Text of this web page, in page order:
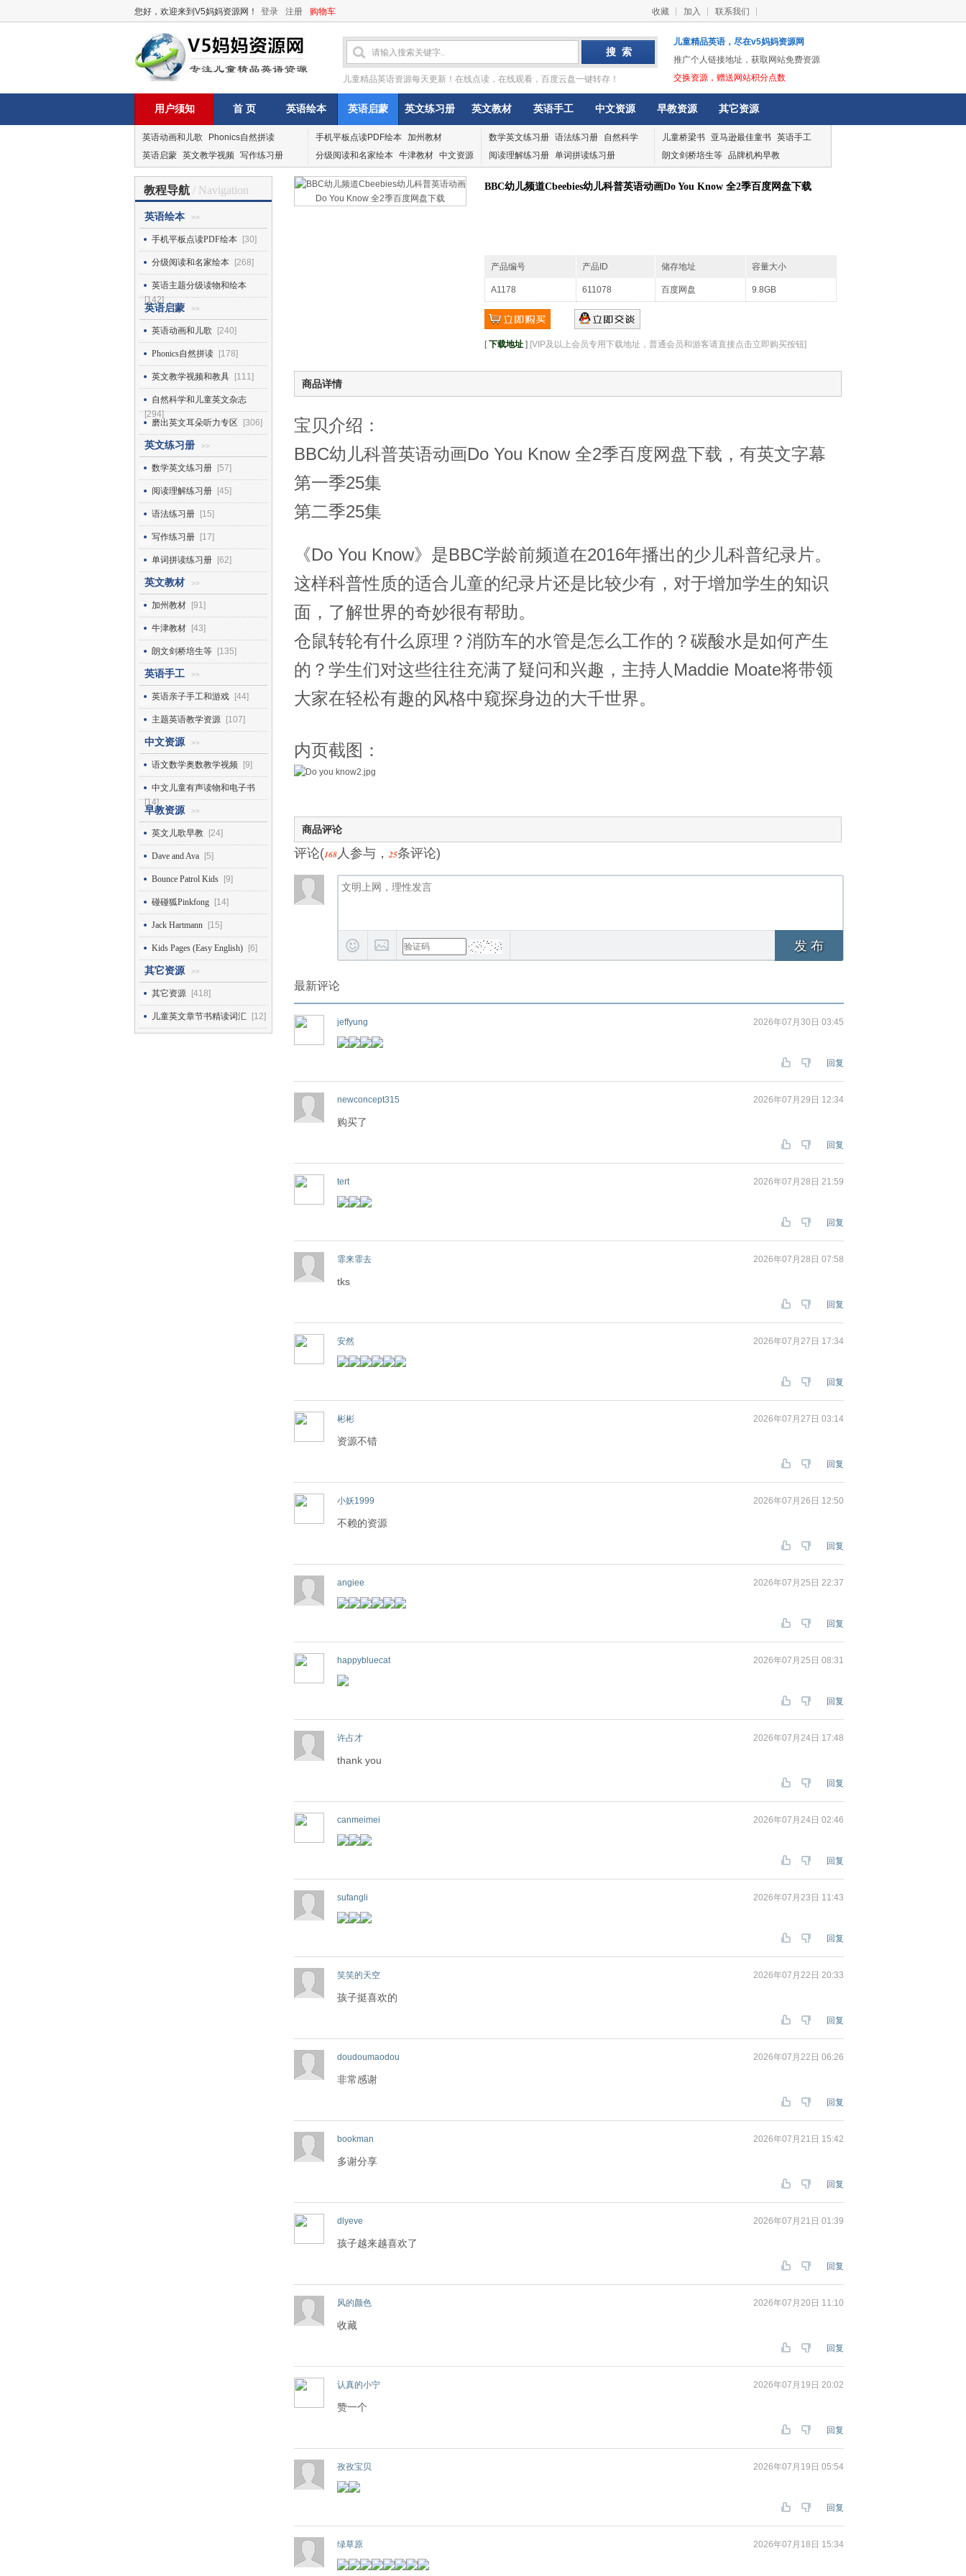
您好，欢迎来到V5妈妈资源网！ 登录 注册 购物车 收藏 加入 联系我们
儿童精品英语资源每天更新！在线点读，在线观看，百度云盘一键转存！
儿童精品英语，尽在v5妈妈资源网
推广个人链接地址，获取网站免费资源
交换资源，赠送网站积分点数
用户须知 首 页 英语绘本 英语启蒙 英文练习册 英文教材 英语手工 中文资源 早教资源 其它资源
英语动画和儿歌
Phonics自然拼读
英语启蒙 英文教学视频 写作练习册
手机平板点读PDF绘本 加州教材
分级阅读和名家绘本 牛津教材 中文资源
数学英文练习册 语法练习册
自然科学
阅读理解练习册 单词拼读练习册
儿童桥梁书 亚马逊最佳童书 英语手工
朗文剑桥培生等 品牌机构早教
教程导航 / Navigation
英语绘本 >>
手机平板点读PDF绘本 [30]
分级阅读和名家绘本 [268]
英语主题分级读物和绘本
[142]
英语启蒙 >>
英语动画和儿歌 [240]
Phonics自然拼读 [178]
英文教学视频和教具 [111]
自然科学和儿童英文杂志
[294]
磨出英文耳朵听力专区
[306]
英文练习册 >>
数学英文练习册 [57]
阅读理解练习册 [45]
语法练习册 [15]
写作练习册 [17]
单词拼读练习册 [62]
英文教材 >>
加州教材 [91]
牛津教材 [43]
朗文剑桥培生等 [135]
英语手工 >>
英语亲子手工和游戏 [44]
主题英语教学资源 [107]
中文资源 >>
语文数学奥数教学视频 [9]
中文儿童有声读物和电子书
[14]
早教资源 >>
英文儿歌早教 [24]
Dave and Ava [5]
Bounce Patrol Kids [9]
碰碰狐Pinkfong [14]
Jack Hartmann [15]
Kids Pages (Easy English) [6]
其它资源 >>
其它资源 [418]
儿童英文章节书精读词汇 [12]
BBC幼儿频道Cbeebies幼儿科普英语动画Do You Know 全2季百度网盘下载
产品编号 产品ID 储存地址 容量大小
A1178 611078 百度网盘 9.8GB
[下载地址 ] [VIP及以上会员专用下载地址，普通会员和游客请直接点击立即购买按钮]
商品详情
宝贝介绍：
BBC幼儿科普英语动画Do You Know 全2季百度网盘下载，有英文字幕
第一季25集
第二季25集
《Do You Know》是BBC学龄前频道在2016年播出的少儿科普纪录片。
这样科普性质的适合儿童的纪录片还是比较少有，对于增加学生的知识
面，了解世界的奇妙很有帮助。
仓鼠转轮有什么原理？消防车的水管是怎么工作的？碳酸水是如何产生
的？学生们对这些往往充满了疑问和兴趣，主持人Maddie Moate将带领
大家在轻松有趣的风格中窥探身边的大千世界。
内页截图：
商品评论
评论(168人参与，25条评论)
发 布
最新评论
jeffyung 2026年07月30日 03:45
回复
newconcept315 2026年07月29日 12:34
购买了
回复
tert 2026年07月28日 21:59
回复
霏来霏去 2026年07月28日 07:58
tks
回复
安然 2026年07月27日 17:34
回复
彬彬 2026年07月27日 03:14
资源不错
回复
小妖1999 2026年07月26日 12:50
不赖的资源
回复
angiee 2026年07月25日 22:37
回复
happybluecat 2026年07月25日 08:31
回复
许占才 2026年07月24日 17:48
thank you
回复
canmeimei 2026年07月24日 02:46
回复
sufangli 2026年07月23日 11:43
回复
笑笑的天空 2026年07月22日 20:33
孩子挺喜欢的
回复
doudoumaodou 2026年07月22日 06:26
非常感谢
回复
bookman 2026年07月21日 15:42
多谢分享
回复
dlyeve 2026年07月21日 01:39
孩子越来越喜欢了
回复
风的颜色 2026年07月20日 11:10
收藏
回复
认真的小宁 2026年07月19日 20:02
赞一个
回复
孜孜宝贝 2026年07月19日 05:54
回复
绿草原 2026年07月18日 15:34